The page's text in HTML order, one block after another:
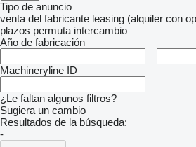
Tipo de anuncio
venta del fabricante leasing (alquiler con
plazos permuta intercambio
Año de fabricación
–
Machineryline ID
¿Le faltan algunos filtros?
Sugiera un cambio
Resultados de la búsqueda:
-